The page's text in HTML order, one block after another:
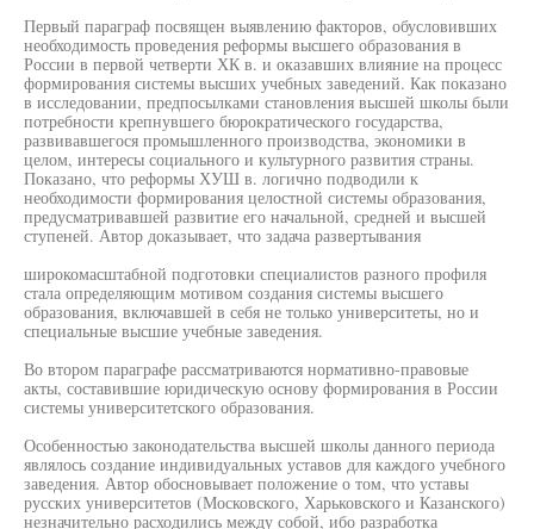
Первый параграф посвящен выявлению факторов, обусловивших
необходимость проведения реформы высшего образования в
России в первой четверти ХК в. и оказавших влияние на процесс
формирования системы высших учебных заведений. Как показано
в исследовании, предпосылками становления высшей школы были
потребности крепнувшего бюрократического государства,
развивавшегося промышленного производства, экономики в
целом, интересы социального и культурного развития страны.
Показано, что реформы ХУШ в. логично подводили к
необходимости формирования целостной системы образования,
предусматривавшей развитие его начальной, средней и высшей
ступеней. Автор доказывает, что задача развертывания
широкомасштабной подготовки специалистов разного профиля
стала определяющим мотивом создания системы высшего
образования, включавшей в себя не только университеты, но и
специальные высшие учебные заведения.
Во втором параграфе рассматриваются нормативно-правовые
акты, составившие юридическую основу формирования в России
системы университетского образования.
Особенностью законодательства высшей школы данного периода
являлось создание индивидуальных уставов для каждого учебного
заведения. Автор обосновывает положение о том, что уставы
русских университетов (Московского, Харьковского и Казанского)
незначительно расходились между собой, ибо разработка